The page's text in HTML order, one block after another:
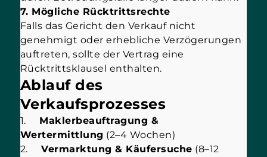
7. Mögliche Rücktrittsrechte
Falls das Gericht den Verkauf nicht
genehmigt oder erhebliche Verzögerungen
auftreten, sollte der Vertrag eine
Rücktrittsklausel enthalten.
Ablauf des
Verkaufsprozesses
1. Maklerbeauftragung &
Wertermittlung (2–4 Wochen)
2.Vermarktung & Käufersuche (8–12